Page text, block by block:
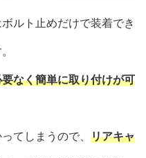
ルト止めだけで装着でき
なく簡単に取り付けが可
てしまうので、 リアキャ